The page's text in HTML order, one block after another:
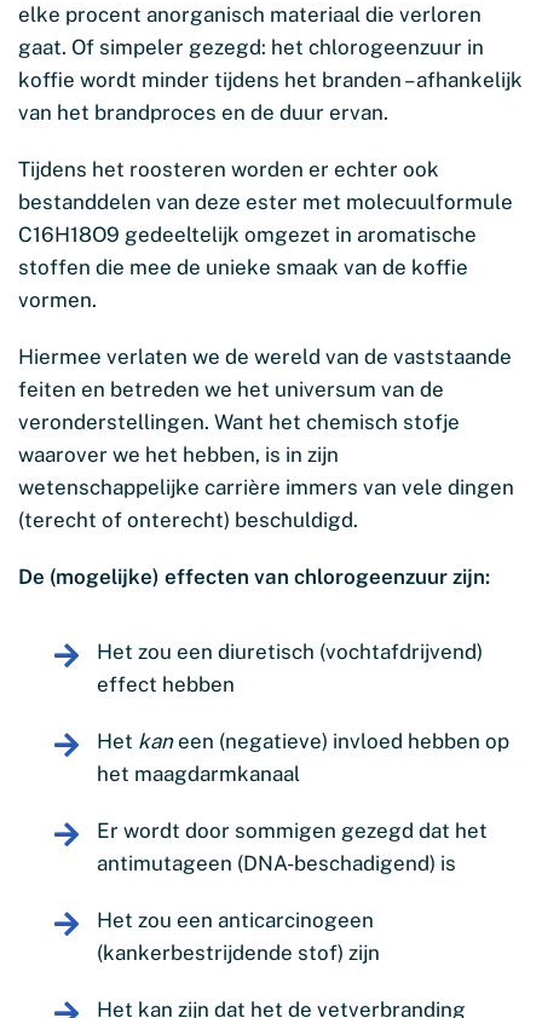
elke procent anorganisch materiaal die verloren
gaat. Of simpeler gezegd: het chlorogeenzuur in
koffie wordt minder tijdens het branden – afhankelijk
van het brandproces en de duur ervan.
Tijdens het roosteren worden er echter ook
bestanddelen van deze ester met molecuulformule
C16H18O9 gedeeltelijk omgezet in aromatische
stoffen die mee de unieke smaak van de koffie
vormen.
Hiermee verlaten we de wereld van de vaststaande
feiten en betreden we het universum van de
veronderstellingen. Want het chemisch stofje
waarover we het hebben, is in zijn
wetenschappelijke carrière immers van vele dingen
(terecht of onterecht) beschuldigd.
De (mogelijke) effecten van chlorogeenzuur zijn:
Het zou een diuretisch (vochtafdrijvend)
effect hebben
Het kaneen (negatieve) invloed hebben op
het maagdarmkanaal
Er wordt door sommigen gezegd dat het
antimutageen (DNA-beschadigend) is
Het zou een anticarcinogeen
(kankerbestrijdende stof) zijn
Het kan zijn dat het de vetverbranding